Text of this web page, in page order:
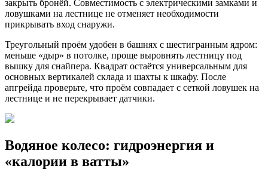
закрыть бронёй. Совместимость с электрическими замками и
ловушками на лестнице не отменяет необходимости
прикрывать вход снаружи.
Треугольный проём удобен в башнях с шестигранным ядром:
меньше «дыр» в потолке, проще выровнять лестницу под
вышку для снайпера. Квадрат остаётся универсальным для
основных вертикалей склада и шахты к шкафу. После
апгрейда проверьте, что проём совпадает с сеткой ловушек на
лестнице и не перекрывает датчики.
Водяное колесо: гидроэнергия и
«калории в ватты»